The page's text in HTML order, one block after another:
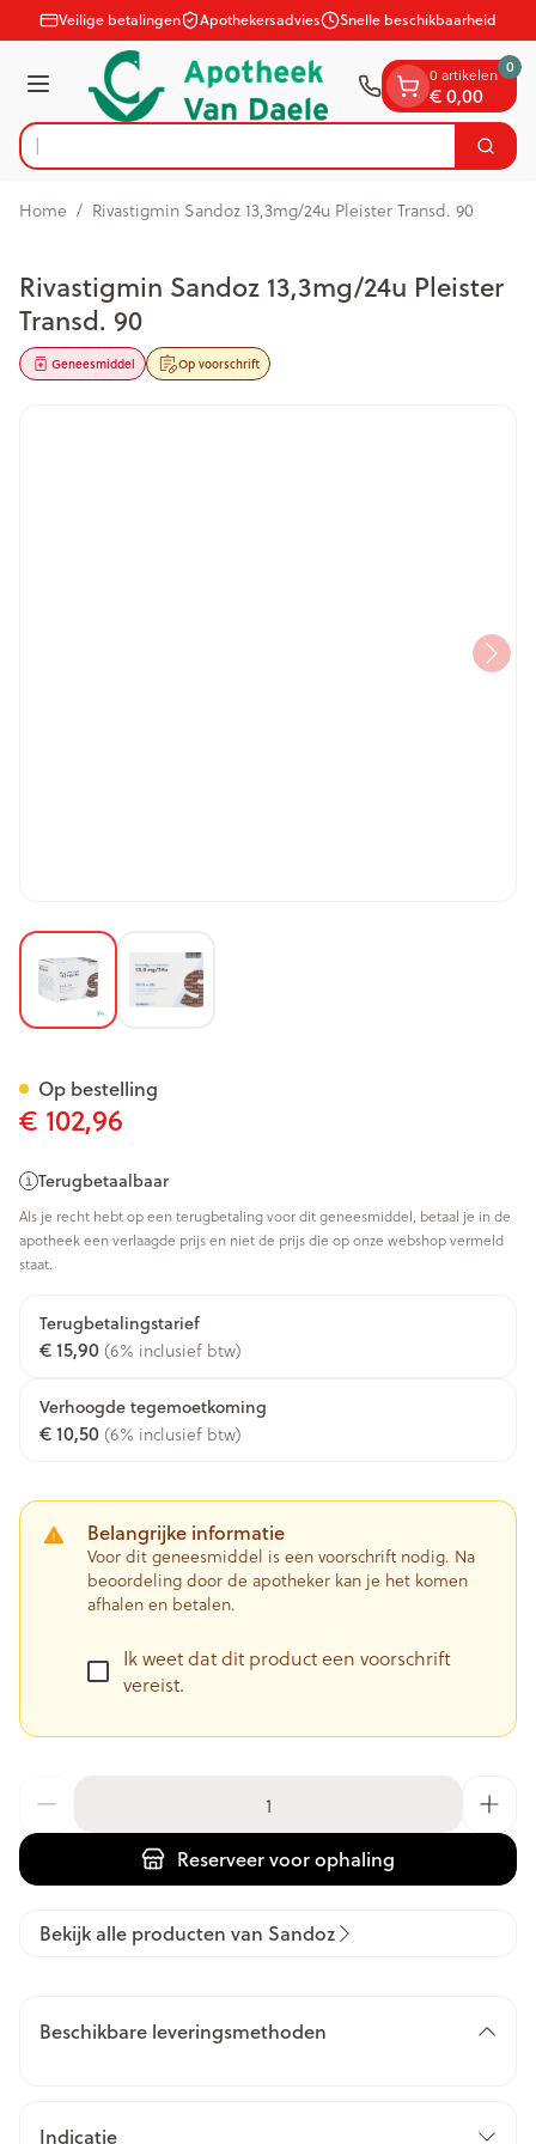
Ga naar de inhoud
1 van 1Veilige betalingen Apothekersadvies Snelle beschikbaarheid
Menu
Product, merk, categorie...
Op z Zoek
0 artikelen
€ 0,00
0
Home / Rivastigmin Sandoz 13,3mg/24u Pleister Transd. 90
Rivastigmin Sandoz 13,3mg/24u Pleister
Transd. 90
Op voorschrift
Geneesmiddel
View larger image
€ 102,96
Terugbetaalbaar
Als je recht hebt op een terugbetaling voor dit geneesmiddel, betaal je in de
apotheek een verlaagde prijs en niet de prijs die op onze webshop vermeld
staat.
Terugbetalingstarief
€ 15,90(6% inclusief btw)
Verhoogde tegemoetkoming
€ 10,50(6% inclusief btw)
Belangrijke informatie
Voor dit geneesmiddel is een voorschrift nodig. Na
beoordeling door de apotheker kan je het komen
afhalen en betalen.
Ik weet dat dit product een voorschrift
vereist.
Reserveervoor ophaling
Op bestelling
Bekijk alle producten van Sandoz
Beschikbare leveringsmethoden
Indicatie